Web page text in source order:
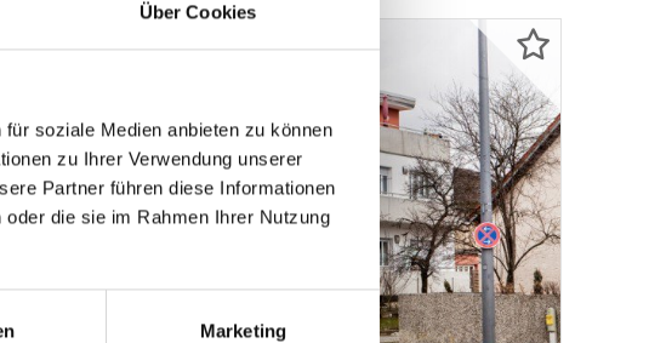
Über Cookies
soziale Medien anbieten zu können
zu Ihrer Verwendung unserer
Partner führen diese Informationen
die sie im Rahmen Ihrer Nutzung
Marketing